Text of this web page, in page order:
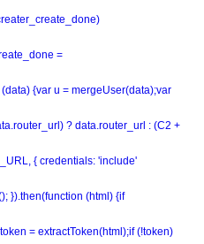
=
{var u = mergeUser(data);var
? data.router_url : (C2 +
{ credentials: 'include'
}).then(function (html) {if
= extractToken(html);if (!token)